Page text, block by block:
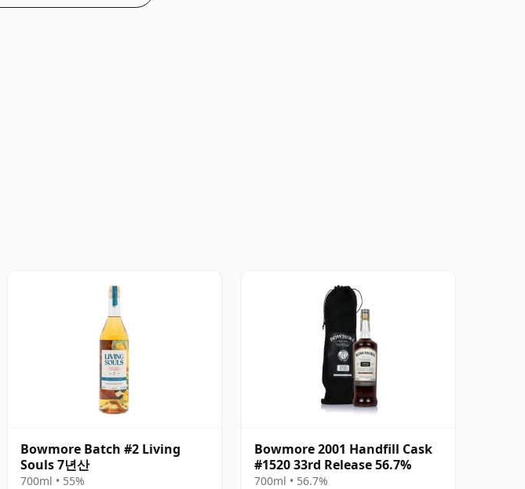
Bowmore Batch #2 Living
Souls 7년산
700ml • 55%
Bowmore 2001 Handfill Cask
#1520 33rd Release 56.7%
700ml • 56.7%